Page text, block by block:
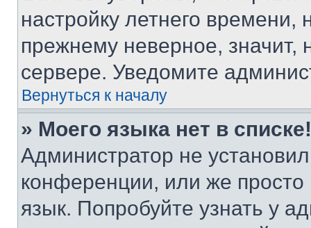
настройку летнего
прежнему неверное, значит,
сервере. Уведомите
Вернуться к началу
» Моего языка нет в списке!
Администратор не
конференции, или же
язык. Попробуйте узнать у